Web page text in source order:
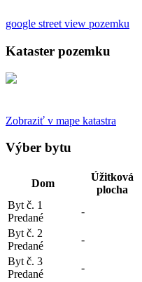
google street view pozemku
Kataster pozemku
Zobraziť v mape katastra
Výber bytu
Dom
Úžitková
plocha
Byt č. 1
Predané
-
Byt č. 2
Predané
-
Byt č. 3
Predané
-